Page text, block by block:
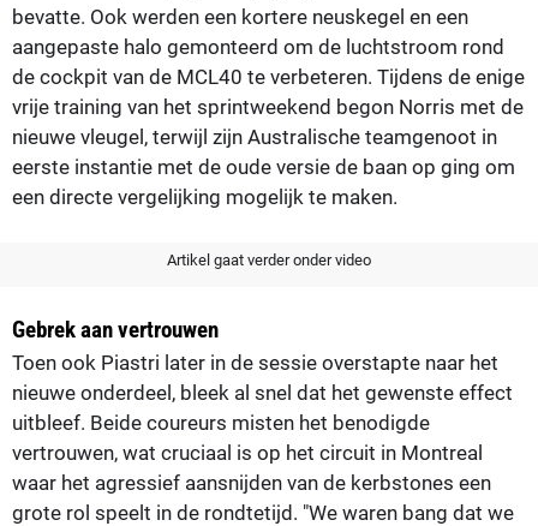
bevatte. Ook werden een kortere neuskegel en een
aangepaste halo gemonteerd om de luchtstroom rond
de cockpit van de MCL40 te verbeteren. Tijdens de enige
vrije training van het sprintweekend begon Norris met de
nieuwe vleugel, terwijl zijn Australische teamgenoot in
eerste instantie met de oude versie de baan op ging om
een directe vergelijking mogelijk te maken.
Artikel gaat verder onder video
Gebrek aan vertrouwen
Toen ook Piastri later in de sessie overstapte naar het
nieuwe onderdeel, bleek al snel dat het gewenste effect
uitbleef. Beide coureurs misten het benodigde
vertrouwen, wat cruciaal is op het circuit in Montreal
waar het agressief aansnijden van de kerbstones een
grote rol speelt in de rondtetijd. "We waren bang dat we